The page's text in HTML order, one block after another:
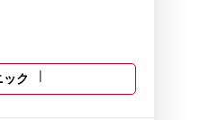
ック